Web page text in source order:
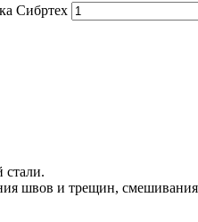
Сибртех
швов и трещин,